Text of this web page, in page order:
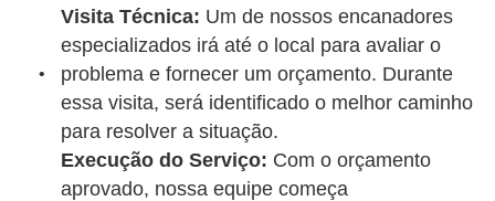
Visita Técnica: Um de nossos encanadores
especializados irá até o local para avaliar o
problema e fornecer um orçamento. Durante
essa visita, será identificado o melhor caminho
para resolver a situação.
Execução do Serviço: Com o orçamento
aprovado, nossa equipe começa